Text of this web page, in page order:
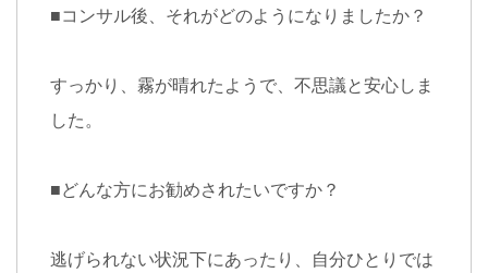
■コンサル後、それがどのようになりましたか？
すっかり、霧が晴れたようで、不思議と安心しま
した。
■どんな方にお勧めされたいですか？
逃げられない状況下にあったり、自分ひとりでは